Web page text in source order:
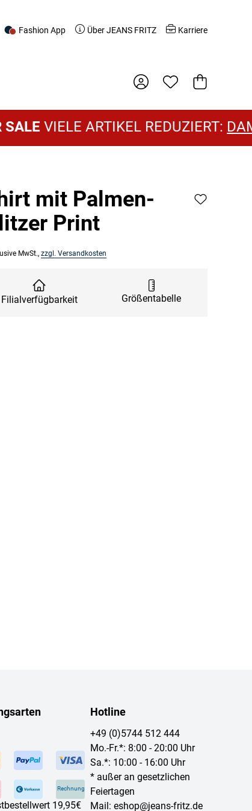
Fashion App Über JEANS FRITZ Karriere
Warenkorb
VIELE ARTIKEL REDUZIERT:
mit Palmen-
Print
MwSt., zzgl. Versandkosten
Filialverfügbarkeit Größentabelle
Rechnung
19,95€
Hotline
+49 (0)5744 512 444
Mo.-Fr.*: 8:00 - 20:00 Uhr
Sa.*: 10:00 - 16:00 Uhr
* außer an gesetzlichen
Feiertagen
Mail: eshop@jeans-fritz.de